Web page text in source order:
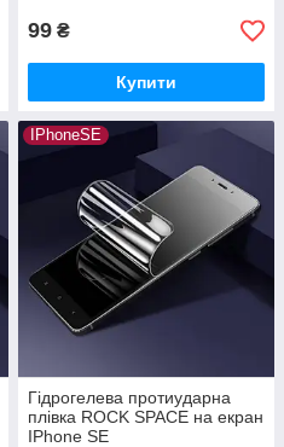
99 ₴
Купити
IPhoneSE
Гідрогелева протиударна
плівка ROCK SPACE на екран
IPhone SE